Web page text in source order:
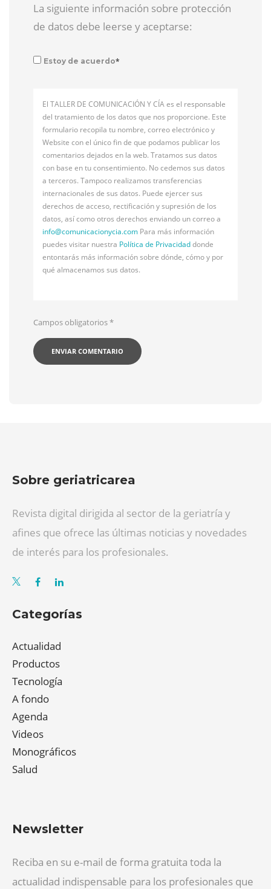
La siguiente información sobre protección
de datos debe leerse y aceptarse:
Estoy de acuerdo*
El TALLER DE COMUNICACIÓN Y CÍA es el responsable
del tratamiento de los datos que nos proporcione. Este
formulario recopila tu nombre, correo electrónico y
Website con el único fin de que podamos publicar los
comentarios dejados en la web. Tratamos sus datos
con base en tu consentimiento. No cedemos sus datos
a terceros. Tampoco realizamos transferencias
internacionales de sus datos. Puede ejercer sus
derechos de acceso, rectificación y supresión de los
datos, así como otros derechos enviando un correo a
info@comunicacionycia.com Para más información
puedes visitar nuestra Política de Privacidaddonde
entontarás más información sobre dónde, cómo y por
qué almacenamos sus datos.
Campos obligatorios*
Sobre geriatricarea
Revista digital dirigida al sector de la geriatría y
afines que ofrece las últimas noticias y novedades
de interés para los profesionales.
Categorías
Actualidad
Productos
Tecnología
A fondo
Agenda
Videos
Monográficos
Salud
Newsletter
Reciba en su e-mail de forma gratuita toda la
actualidad indispensable para los profesionales que